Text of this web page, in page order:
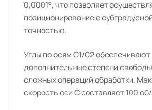
0,0001°, что позволяет
позиционирование с субградусной
точностью.
Углы по осям C1/C2 обеспечивают
дополнительные степени
сложных операций обработки.
скорость оси C составляет 100